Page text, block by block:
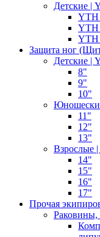
Детские |
YTH
YTH
Защита ног
Детские |
8"
9"
10"
11"
12"
13"
Взрослые
14"
15"
16"
17"
Прочая